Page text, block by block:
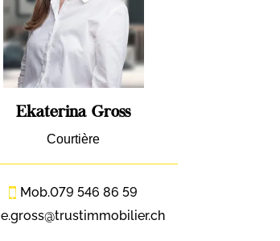
Ekaterina Gross
Courtière
Mob.079 546 86 59
e.gross@trustimmobilier.ch